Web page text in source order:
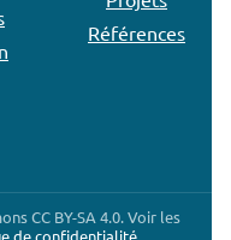
Références
CC BY-SA 4.0. Voir les
de confidentialité